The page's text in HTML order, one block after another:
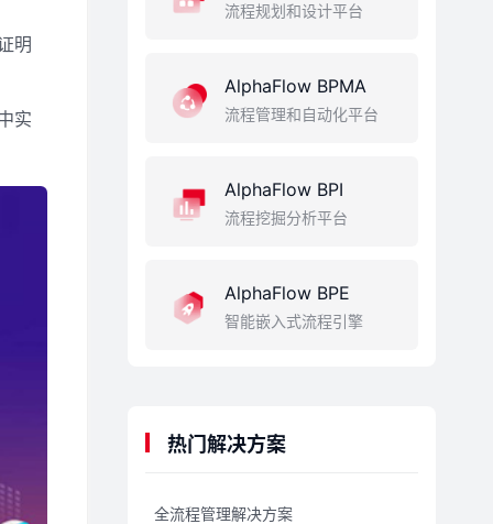
明
实
流程规划和设计平台
AlphaFlow BPMA
流程管理和自动化平台
AlphaFlow BPI
流程挖掘分析平台
AlphaFlow BPE
智能嵌入式流程引擎
热门解决方案
全流程管理解决方案